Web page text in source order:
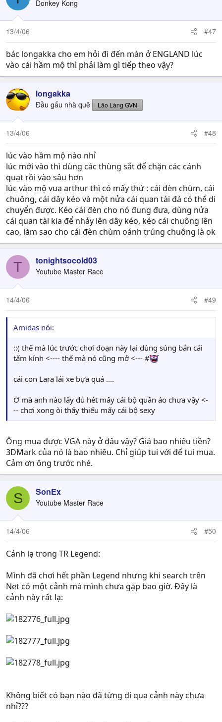
Donkey Kong
13/4/06 #47
bác longakka cho em hỏi đi đến màn ở ENGLAND lúc
vào cái hầm mộ thì phải làm gì tiếp theo vậy?
longakka
Đầu gấu nhà quê Lão Làng GVN
13/4/06 #48
lúc vào hầm mộ nào nhỉ
lúc mới vào thì dùng các thùng sắt để chặn các cánh
quạt rồi vào sâu hơn
lúc vào mộ vua arthur thì có mấy thứ : cái đèn chùm, cái
chuông, cái dây kéo và một nửa cái quan tài đá có thể di
chuyển được. Kéo cái đèn cho nó đung đưa, dùng nửa
cái quan tài kia để nhảy lên dây kéo, kéo cái chuông lên
cao, làm sao cho cái đèn chùm oánh trúng chuông là ok
T tonightsocold03
Youtube Master Race
14/4/06 #49
Amidas nói:
::( thế mà lúc trước chơi đoạn này lại dùng súng bắn cái
tấm kính <---- thế mà nó cũng mở <--- #
cái con Lara lái xe bựa quá ....
Ơ mà anh nào lấy đủ hét mấy cái bộ quần áo chưa vậy <-
-- chơi xong òi thấy thiếu mấy cái bộ sexy
Ông mua được VGA này ở đâu vậy? Giá bao nhiêu tiền?
3DMark của nó là bao nhiêu. Chỉ giúp tui với để tui mua.
Cảm ơn ông trước nhé.
S SonEx
Youtube Master Race
14/4/06 #50
Cảnh lạ trong TR Legend:
Mình đã chơi hết phần Legend nhưng khi search trên
Net có một cảnh mà mình chưa gặp bao giờ. Đây là
cảnh này rất lạ:
Không biết có bạn nào đã từng đi qua cảnh này chưa
nhỉ???